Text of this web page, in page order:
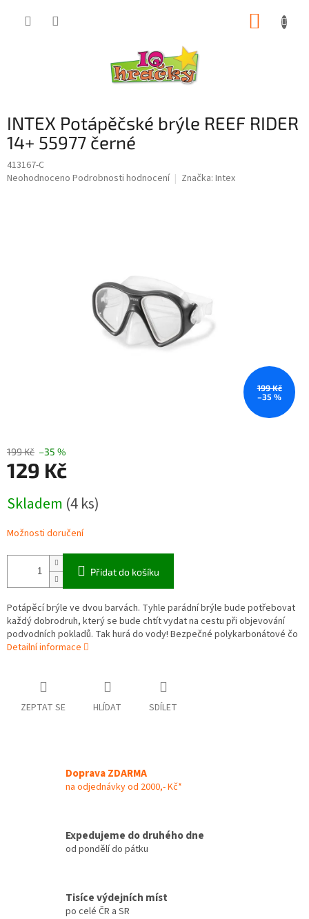
INTEX Potápěčské brýle REEF RIDER
14+ 55977 černé
413167-C
Průměrné
Neohodnoceno Podrobnosti hodnocení Značka: Intex
199 Kč
–35 %
199 Kč –35 %
129 Kč
cena:
Skladem (4 ks)
Možnosti doručení
Přidat do košíku
Potápěcí brýle ve dvou barvách. Tyhle parádní brýle bude potřebovat
každý dobrodruh, který se bude chtít vydat na cestu při objevování
podvodních pokladů. Tak hurá do vody! Bezpečné polykarbonátové čo
Detailní informace
ZEPTAT SE HLÍDAT SDÍLET
Doprava ZDARMA
na odjednávky od 2000,- Kč*
Expedujeme do druhého dne
od pondělí do pátku
Tisíce výdejních míst
po celé ČR a SR